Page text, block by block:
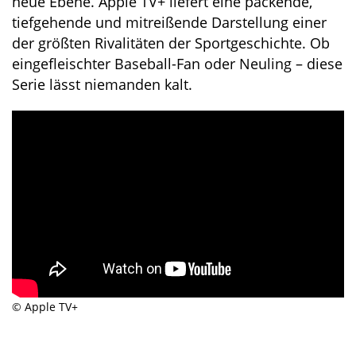
tiefgehende und mitreißende Darstellung einer
der größten Rivalitäten der Sportgeschichte. Ob
eingefleischter Baseball-Fan oder Neuling – diese
Serie lässt niemanden kalt.
© Apple TV+